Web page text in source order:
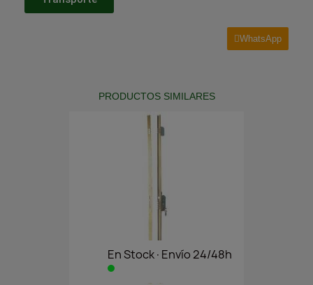
WhatsApp
PRODUCTOS SIMILARES
En Stock·Envío 24/48h